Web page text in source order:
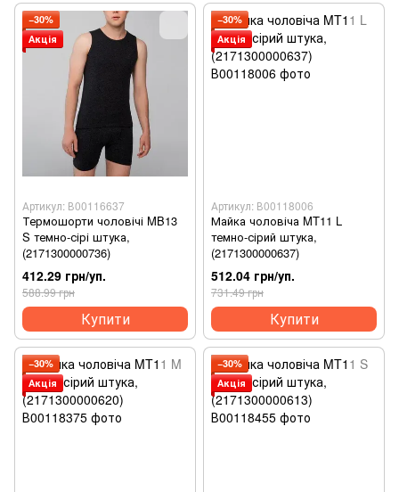
−30%
Акція
Артикул: В00116637
Термошорти чоловічі MB13
S темно-сірі штука,
(2171300000736)
412.29 грн/уп.
588.99 грн
Купити
−30%
Акція
Артикул: В00118006
Майка чоловіча MT11 L
темно-сірий штука,
(2171300000637)
512.04 грн/уп.
731.49 грн
Купити
−30%
Акція
−30%
Акція